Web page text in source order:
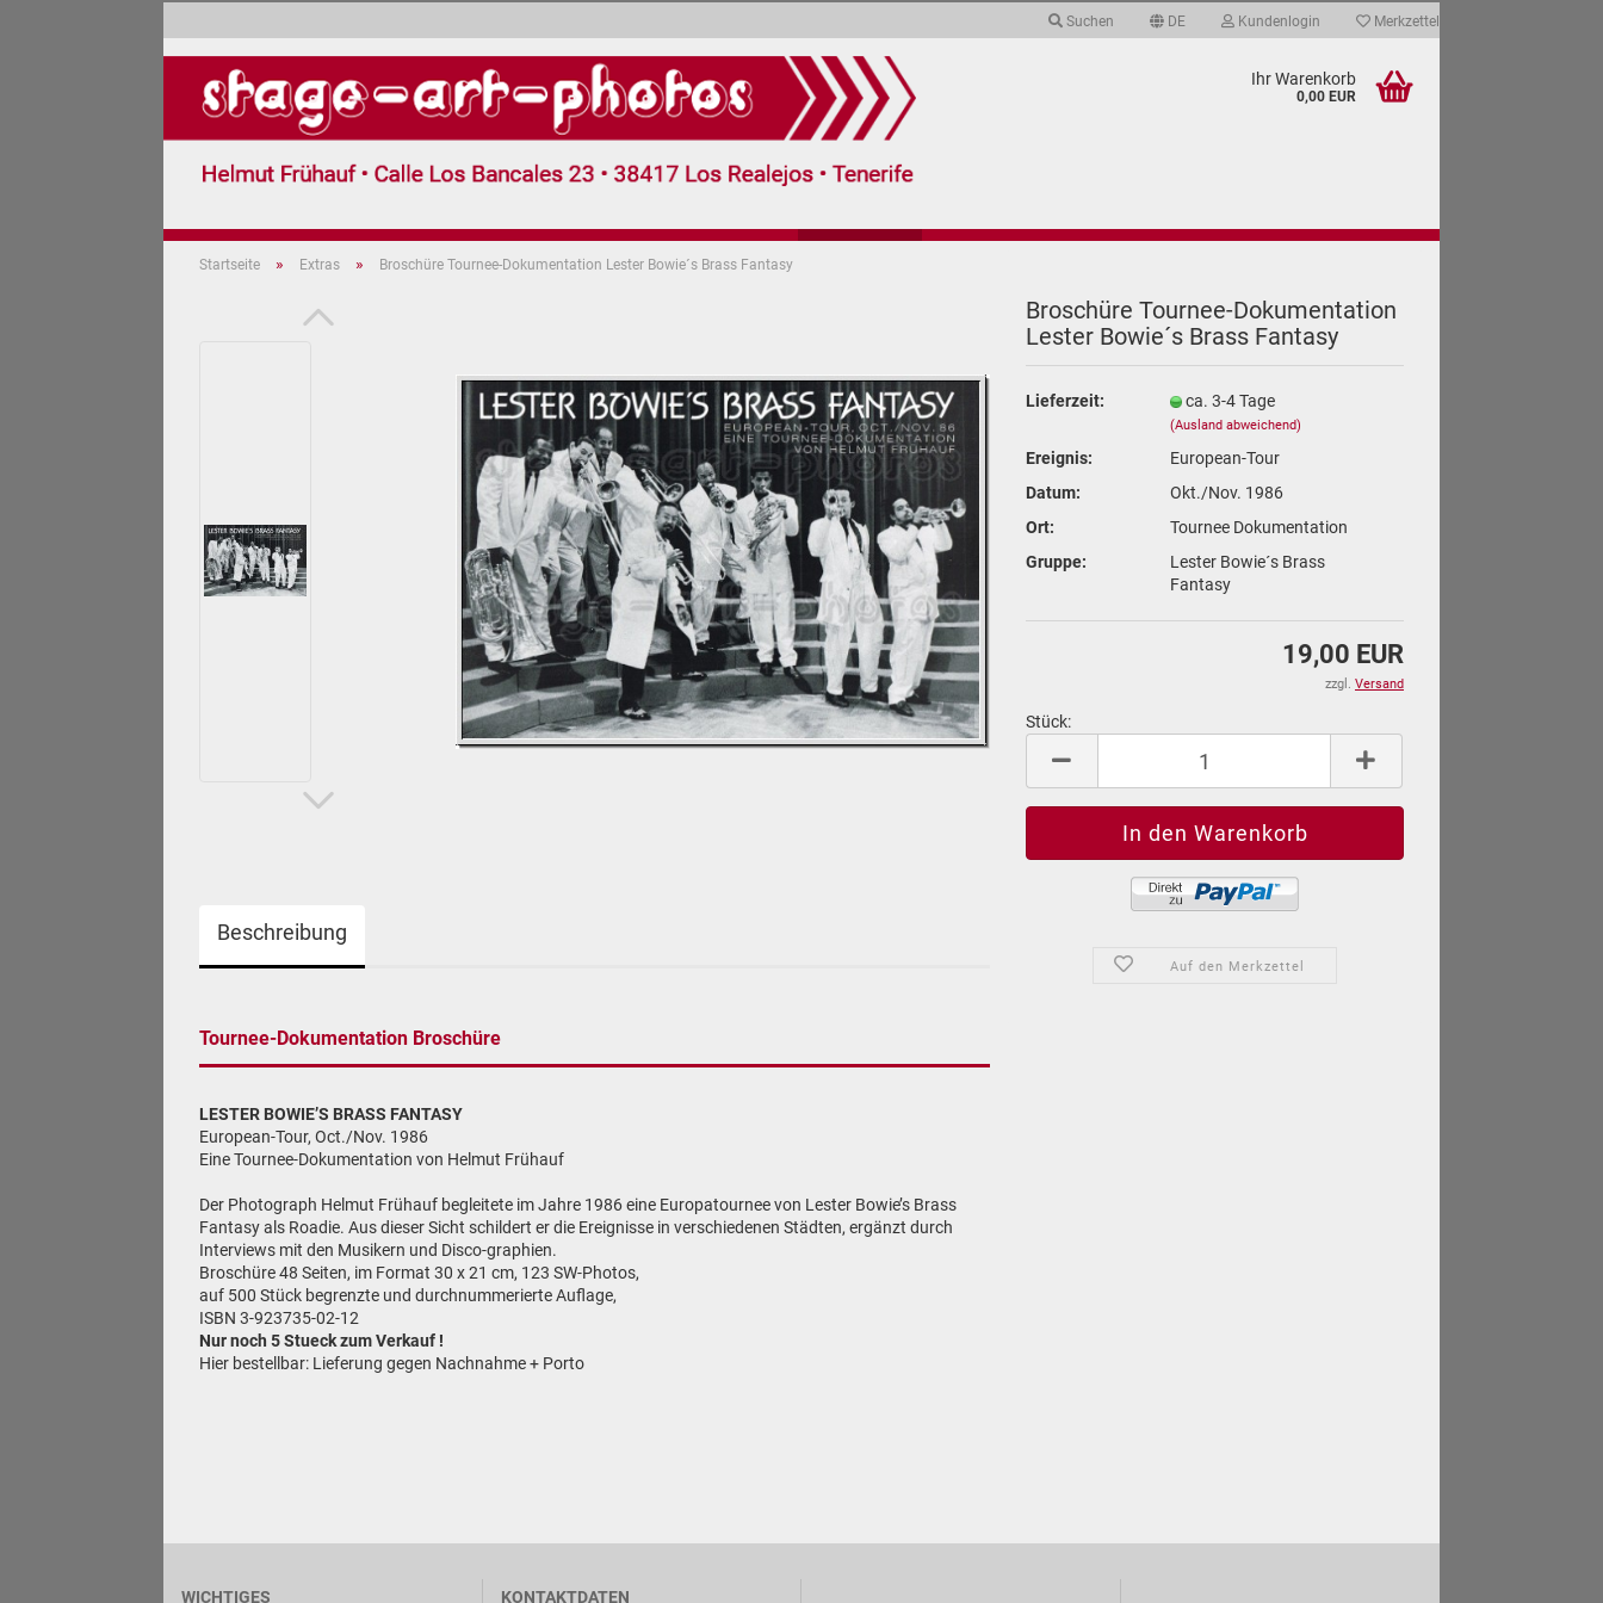
Suchen DE
Sprache auswählen
Währung auswählen
Kundenlogin
Passwort vergessen?
Merkzettel
Ihr Warenkorb
0,00 EUR
Startseite » Extras » Broschüre Tournee-Dokumentation Lester Bowie´s Brass Fantasy
Bro­schü­re Tournee-​Dokumentation
Les­ter Bowie´s Brass Fan­ta­sy
Lieferzeit: ca. 3-4 Tage
(Ausland abweichend)
Ereignis:
European-Tour
Datum:
Okt./Nov. 1986
Ort:
Tournee Dokumentation
Gruppe:
Lester Bowie´s Brass
Fantasy
19,00 EUR
zzgl. Versand
Stück:
Stück
Auf den Merkzettel
Beschreibung
Tournee-Dokumentation Broschüre
LESTER BOWIE’S BRASS FANTASY
European-Tour, Oct./Nov. 1986
Eine Tournee-Dokumentation von Helmut Frühauf
Der Photograph Helmut Frühauf begleitete im Jahre 1986 eine Europatournee von Lester Bowie’s Brass
Fantasy als Roadie. Aus dieser Sicht schildert er die Ereignisse in verschiedenen Städten, ergänzt durch
Interviews mit den Musikern und Disco-graphien.
Broschüre 48 Seiten, im Format 30 x 21 cm, 123 SW-Photos,
auf 500 Stück begrenzte und durchnummerierte Auflage,
ISBN 3-923735-02-12
Nur noch 5 Stueck zum Verkauf !
Hier bestellbar: Lieferung gegen Nachnahme + Porto
WICHTIGES KONTAKTDATEN